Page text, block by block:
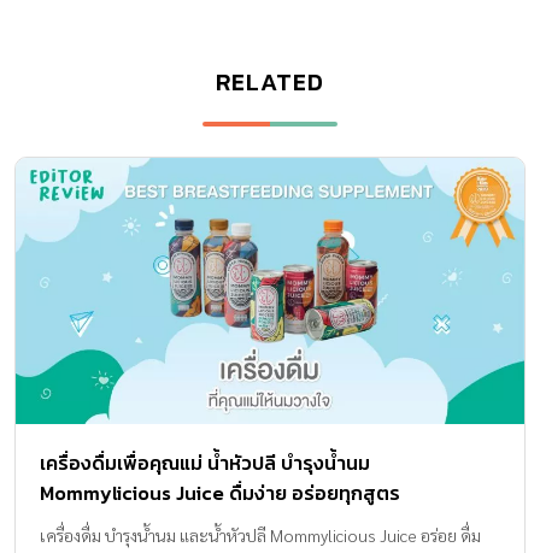
RELATED
เครื่องดื่มเพื่อคุณแม่ น้ำหัวปลี บำรุงน้ำนม
Mommylicious Juice ดื่มง่าย อร่อยทุกสูตร
เครื่องดื่ม บำรุงน้ำนม และน้ำหัวปลี Mommylicious Juice อร่อย ดื่ม